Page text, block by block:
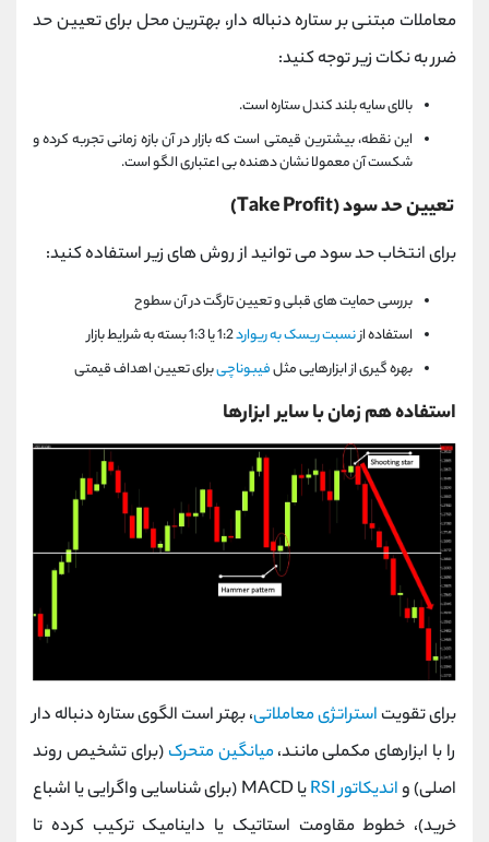
معاملات مبتنی بر ستاره دنباله دار، بهترین محل برای تعیین حد
ضرر به نکات زیر توجه کنید:
بالای سایه بلند کندل ستاره است.
این نقطه، بیشترین قیمتی است که بازار در آن بازه زمانی تجربه کرده و
شکست آن معمولا نشان‌ دهنده بی‌ اعتباری الگو است.
تعیین حد سود (Take Profit)
برای انتخاب حد سود می‌ توانید از روش های زیر استفاده کنید:
بررسی حمایت‌ های قبلی و تعیین تارگت در آن سطوح
استفاده ازنسبت ریسک به ریوارد
بهره‌ گیری از ابزارهایی مثلفیبوناچیبرای تعیین اهداف قیمتی
استفاده هم‌ زمان با سایر ابزارها
برای تقویت استراتژی معاملاتی، بهتر است الگوی ستاره دنباله دار
را با ابزارهای مکملی مانند،میانگین متحرک‌ (برای تشخیص روند
اصلی) واندیکاتور RSI
یا MACD (برای شناسایی واگرایی یا اشباع
خرید)، خطوط مقاومت استاتیک یا داینامیک ترکیب کرده تا